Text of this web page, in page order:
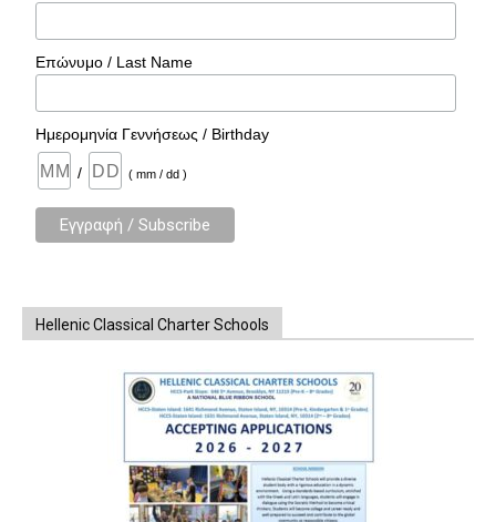
Επώνυμο / Last Name
Ημερομηνία Γεννήσεως / Birthday
/ ( mm / dd )
Hellenic Classical Charter Schools